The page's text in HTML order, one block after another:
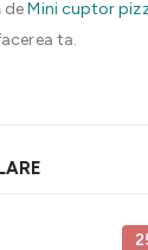
deMini cuptor
ta.